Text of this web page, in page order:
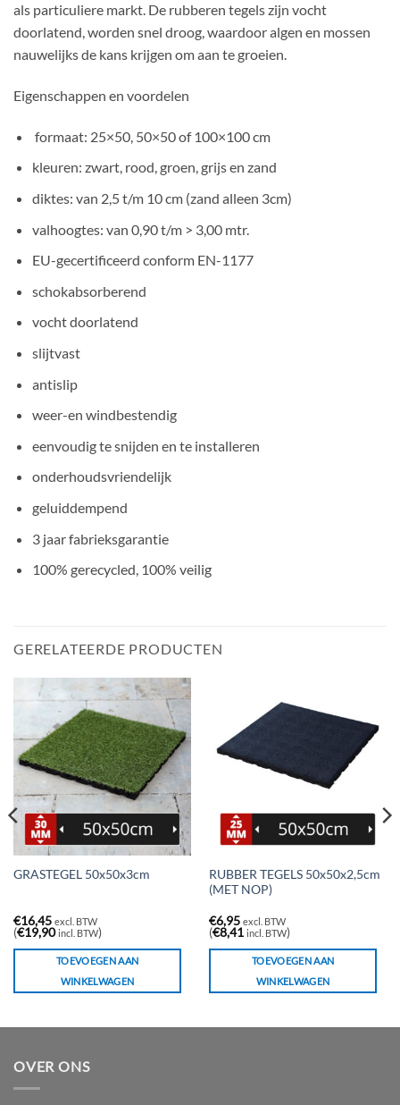
als particuliere markt. De rubberen tegels zijn vocht
doorlatend, worden snel droog, waardoor algen en mossen
nauwelijks de kans krijgen om aan te groeien.
Eigenschappen en voordelen
formaat: 25×50, 50×50 of 100×100 cm
kleuren: zwart, rood, groen, grijs en zand
diktes: van 2,5 t/m 10 cm (zand alleen 3cm)
valhoogtes: van 0,90 t/m > 3,00 mtr.
EU-gecertificeerd conform EN-1177
schokabsorberend
vocht doorlatend
slijtvast
antislip
weer-en windbestendig
eenvoudig te snijden en te installeren
onderhoudsvriendelijk
geluiddempend
3 jaar fabrieksgarantie
100% gerecycled, 100% veilig
GERELATEERDE PRODUCTEN
GRASTEGEL 50x50x3cm
€16,45 excl. BTW
(€19,90 incl. BTW)
TOEVOEGEN AAN
WINKELWAGEN
RUBBER TEGELS 50x50x2,5cm
(MET NOP)
€6,95 excl. BTW
(€8,41 incl. BTW)
TOEVOEGEN AAN
WINKELWAGEN
OVER ONS